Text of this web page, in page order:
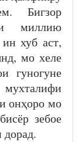
Бигзор
миллию
хуб аст,
мо хеле
гуногуне
онҳоро мо
зебое